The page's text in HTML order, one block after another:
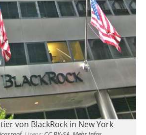
von BlackRock in New York